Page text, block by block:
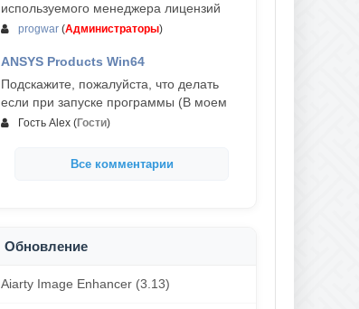
используемого менеджера лицензий
progwar (Администраторы)
ANSYS Products Win64
Подскажите, пожалуйста, что делать
если при запуске программы (В моем
Гость Alex (Гости)
Все комментарии
Обновление
Aiarty Image Enhancer (3.13)